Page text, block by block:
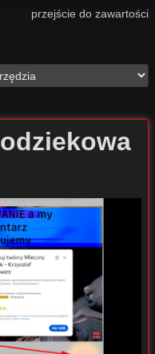
przejście do zawartości